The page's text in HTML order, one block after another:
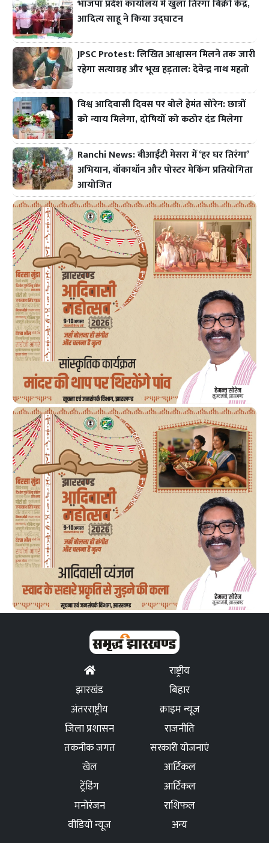
भाजपा प्रदेश कार्यालय में खुला तिरंगा बिक्री केंद्र,
आदित्य साहू ने किया उद्घाटन
JPSC Protest: लिखित आश्वासन मिलने तक जारी
रहेगा सत्याग्रह और भूख हड़ताल: देवेन्द्र नाथ महतो
विश्व आदिवासी दिवस पर बोले हेमंत सोरेन: छात्रों
को न्याय मिलेगा, दोषियों को कठोर दंड मिलेगा
Ranchi News: बीआईटी मेसरा में ‘हर घर तिरंगा’
अभियान, वॉकाथॉन और पोस्टर मेकिंग प्रतियोगिता
आयोजित
राष्ट्रीय
झारखंड
बिहार
अंतरराष्ट्रीय
क्राइम न्यूज
जिला प्रशासन
राजनीति
तकनीक जगत
सरकारी योजनाएं
खेल
आर्टिकल
ट्रेंडिंग
आर्टिकल
मनोरंजन
राशिफल
वीडियो न्यूज
अन्य